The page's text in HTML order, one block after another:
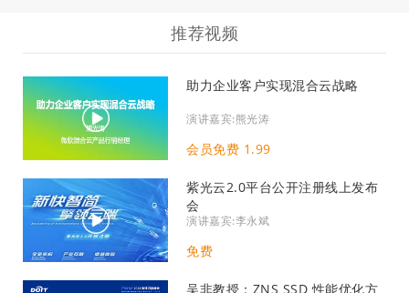
推荐视频
助力企业客户实现混合云战略
演讲嘉宾:熊光涛
会员免费 1.99
紫光云2.0平台公开注册线上发布
会
演讲嘉宾:李永斌
免费
吴非教授：ZNS SSD 性能优化方